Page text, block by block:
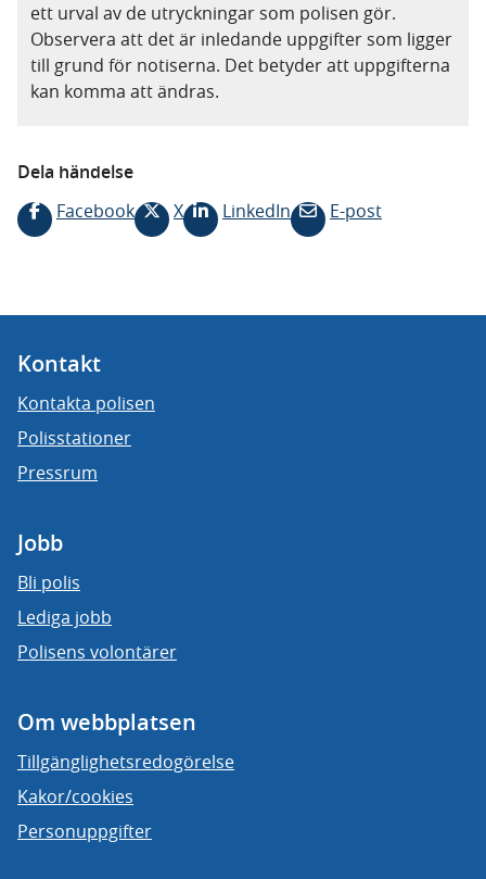
ett urval av de utryckningar som polisen gör.
Observera att det är inledande uppgifter som ligger
till grund för notiserna. Det betyder att uppgifterna
kan komma att ändras.
Dela händelse
Facebook
X LinkedIn E-post
Kontakt
Kontakta polisen
Polisstationer
Pressrum
Jobb
Bli polis
Lediga jobb
Polisens volontärer
Om webbplatsen
Tillgänglighetsredogörelse
Kakor/cookies
Personuppgifter